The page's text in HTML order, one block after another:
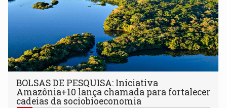
BOLSAS DE PESQUISA: Iniciativa
Amazônia+10 lança chamada para fortalecer
cadeias da sociobioeconomia